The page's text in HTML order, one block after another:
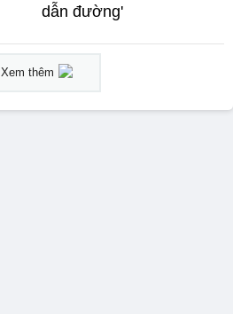
dẫn đường'
Xem thêm